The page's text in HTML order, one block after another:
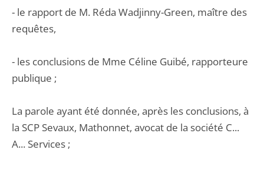
- le rapport de M. Réda Wadjinny-Green, maître des
requêtes,
- les conclusions de Mme Céline Guibé, rapporteure
publique ;
La parole ayant été donnée, après les conclusions, à
la SCP Sevaux, Mathonnet, avocat de la société C...
A... Services ;